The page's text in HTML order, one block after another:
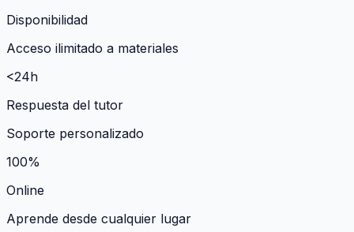
Disponibilidad
Acceso ilimitado a materiales
<24h
Respuesta del tutor
Soporte personalizado
100%
Online
Aprende desde cualquier lugar